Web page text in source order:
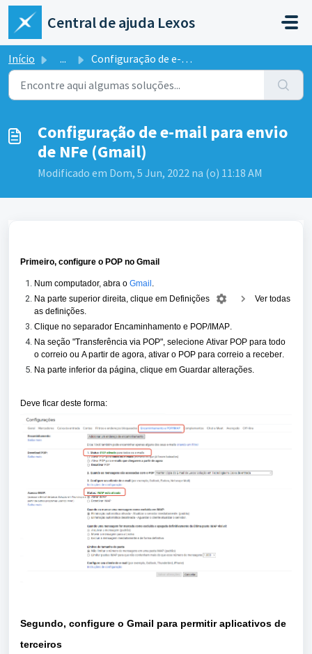
Ir para o conteúdo principal
Central de ajuda Lexos
Início ... Configuração de e-mail para envio de NFe (Gmail)
Configuração de e-mail para envio
de NFe (Gmail)
Modificado em Dom, 5 Jun, 2022 na (o) 11:18 AM
Primeiro, configure o POP no Gmail
Num computador, abra o Gmail .
Na parte superior direita, clique em Definições
Ver todas
as definições.
Clique no separador Encaminhamento e POP/IMAP.
Na seção "Transferência via POP", selecione Ativar POP para todo
o correio ou A partir de agora, ativar o POP para correio a receber.
Na parte inferior da página, clique em Guardar alterações.
Deve ficar deste forma:
Segundo, configure o Gmail para permitir aplicativos de
terceiros